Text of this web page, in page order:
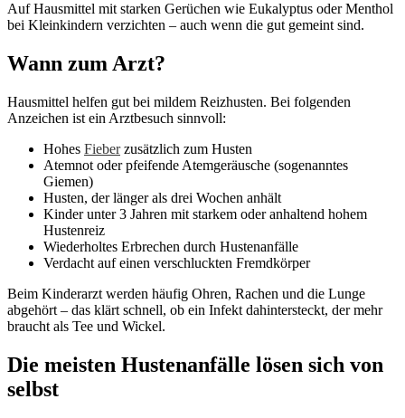
Auf Hausmittel mit starken Gerüchen wie Eukalyptus oder Menthol
bei Kleinkindern verzichten – auch wenn die gut gemeint sind.
Wann zum Arzt?
Hausmittel helfen gut bei mildem Reizhusten. Bei folgenden
Anzeichen ist ein Arztbesuch sinnvoll:
Hohes Fieberzusätzlich zum Husten
Atemnot oder pfeifende Atemgeräusche (sogenanntes
Giemen)
Husten, der länger als drei Wochen anhält
Kinder unter 3 Jahren mit starkem oder anhaltend hohem
Hustenreiz
Wiederholtes Erbrechen durch Hustenanfälle
Verdacht auf einen verschluckten Fremdkörper
Beim Kinderarzt werden häufig Ohren, Rachen und die Lunge
abgehört – das klärt schnell, ob ein Infekt dahintersteckt, der mehr
braucht als Tee und Wickel.
Die meisten Hustenanfälle lösen sich von
selbst